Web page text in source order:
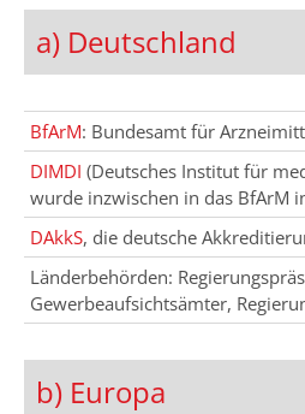
a) Deutschland
BfArM: Bundesamt für
DIMDI (Deutsches Institut für
wurde inzwischen in das BfArM
DAkkS, die deutsche
Länderbehörden:
Gewerbeaufsichtsämter,
b) Europa